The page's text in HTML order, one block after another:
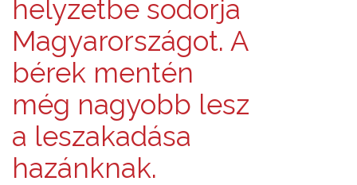
helyzetbe sodorja
Magyarországot. A
bérek mentén
még nagyobb lesz
a leszakadása
hazánknak.